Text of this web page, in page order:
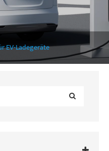
EV-Ladegeräte